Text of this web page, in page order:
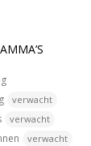
verwacht
verwacht
verwacht